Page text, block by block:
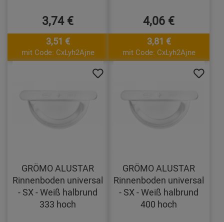
3,74 €
3,51 €
mit Code: CxLyh2Ajne
4,06 €
3,81 €
mit Code: CxLyh2Ajne
GRÖMO ALUSTAR
Rinnenboden universal
- SX - Weiß halbrund
333 hoch
GRÖMO ALUSTAR
Rinnenboden universal
- SX - Weiß halbrund
400 hoch